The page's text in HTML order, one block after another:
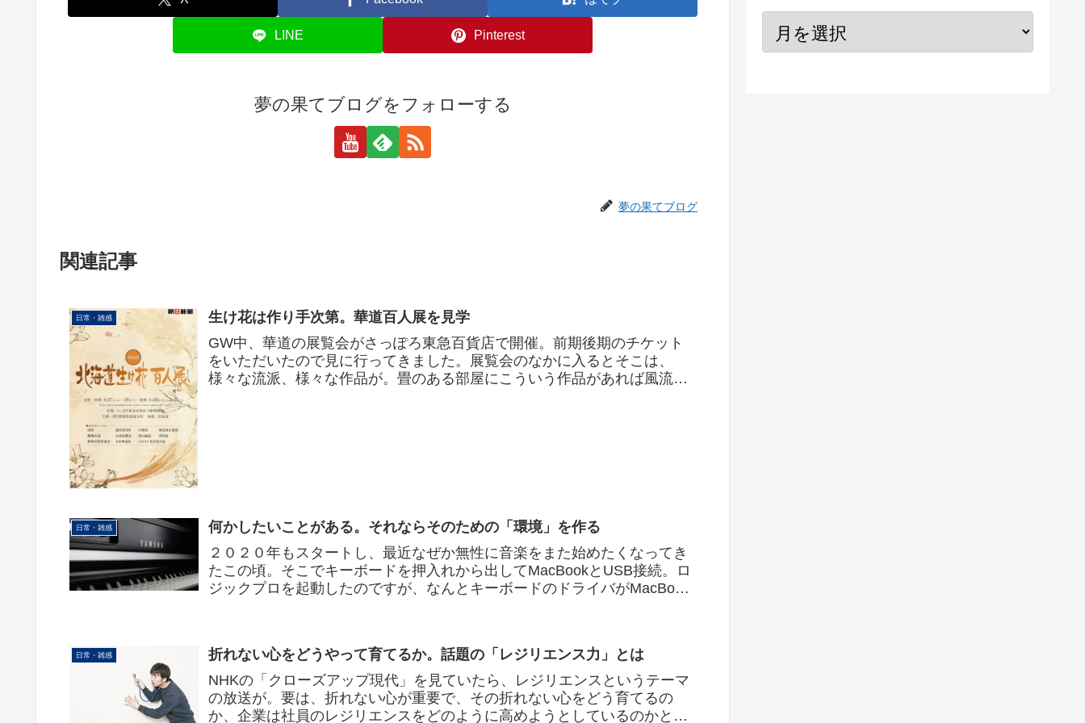
LINE Pinterest
夢の果てブログをフォローする
夢の果てブログ
関連記事
日常・雑感
生け花は作り手次第。華道百人展を見学
GW中、華道の展覧会がさっぽろ東急百貨店で開催。前期後期のチケット
をいただいたので見に行ってきました。展覧会のなかに入るとそこは、
様々な流派、様々な作品が。畳のある部屋にこういう作品があれば風流。
日常・雑感
何かしたいことがある。それならそのための「環境」を作る
２０２０年もスタートし、最近なぜか無性に音楽をまた始めたくなってき
たこの頃。そこでキーボードを押入れから出してMacBookとUSB接続。ロ
ジックプロを起動したのですが、なんとキーボードのドライバがMacBook
日常・雑感
折れない心をどうやって育てるか。話題の「レジリエンス力」とは
NHKの「クローズアップ現代」を見ていたら、レジリエンスというテーマ
の放送が。要は、折れない心が重要で、その折れない心をどう育てるの
か、企業は社員のレジリエンスをどのように高めようとしているのかとい